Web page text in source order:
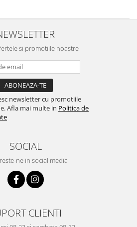
si promotiile noastre
newsletter cu promotiile
Afla mai multe in Politica de
SOCIAL
ne in social media
CLIENTI